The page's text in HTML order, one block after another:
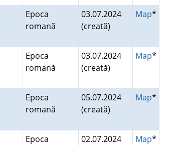
Epoca
romană
03.07.2024
(creată)
Map*
Epoca
romană
03.07.2024
(creată)
Map*
Epoca
romană
05.07.2024
(creată)
Map*
Epoca
02.07.2024
Map*